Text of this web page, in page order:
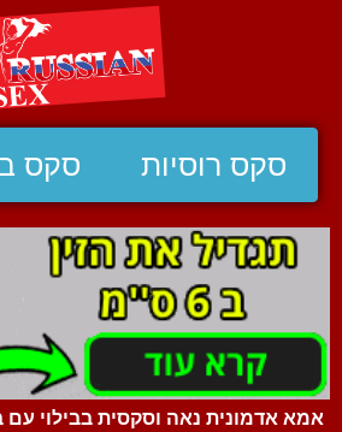
סקס רוסיות סקס
אמא אדמונית נאה וסקסית בבילוי עם